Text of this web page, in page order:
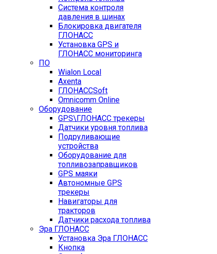
Система контроля
давления в шинах
Блокировка двигателя
ГЛОНАСС
Установка GPS и
ГЛОНАСС мониторинга
ПО
Wialon Local
Axenta
ГЛОНАССSoft
Оmnicomm Оnline
Оборудование
GPS\ГЛОНАСС трекеры
Датчики уровня топлива
Подруливающие
устройства
Оборудование для
топливозаправщиков
GPS маяки
Автономные GPS
трекеры
Навигаторы для
тракторов
Датчики расхода топлива
Эра ГЛОНАСС
Установка Эра ГЛОНАСС
Кнопка